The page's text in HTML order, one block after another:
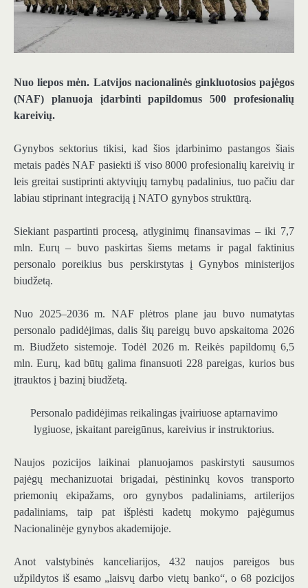
Nuo liepos mėn. Latvijos nacionalinės ginkluotosios pajėgos
(NAF) planuoja įdarbinti papildomus 500 profesionalių
kareivių.
Gynybos sektorius tikisi, kad šios įdarbinimo pastangos šiais
metais padės NAF pasiekti iš viso 8000 profesionalių kareivių ir
leis greitai sustiprinti aktyviųjų tarnybų padalinius, tuo pačiu dar
labiau stiprinant integraciją į NATO gynybos struktūrą.
Siekiant paspartinti procesą, atlyginimų finansavimas – iki 7,7
mln. Eurų – buvo paskirtas šiems metams ir pagal faktinius
personalo poreikius bus perskirstytas į Gynybos ministerijos
biudžetą.
Nuo 2025–2036 m. NAF plėtros plane jau buvo numatytas
personalo padidėjimas, dalis šių pareigų buvo apskaitoma 2026
m. Biudžeto sistemoje. Todėl 2026 m. Reikės papildomų 6,5
mln. Eurų, kad būtų galima finansuoti 228 pareigas, kurios bus
įtrauktos į bazinį biudžetą.
Personalo padidėjimas reikalingas įvairiuose aptarnavimo
lygiuose, įskaitant pareigūnus, kareivius ir instruktorius.
Naujos pozicijos laikinai planuojamos paskirstyti sausumos
pajėgų mechanizuotai brigadai, pėstininkų kovos transporto
priemonių ekipažams, oro gynybos padaliniams, artilerijos
padaliniams, taip pat išplėsti kadetų mokymo pajėgumus
Nacionalinėje gynybos akademijoje.
Anot valstybinės kanceliarijos, 432 naujos pareigos bus
užpildytos iš esamo „laisvų darbo vietų banko“, o 68 pozicijos